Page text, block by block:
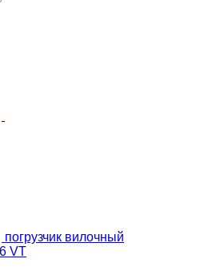
погрузчик вилочный
VT